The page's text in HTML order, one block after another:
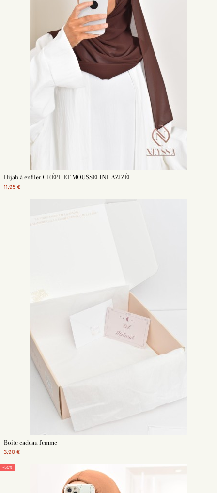
Hijab à enfiler CRÊPE ET MOUSSELINE AZIZÉE
11,95 €
Boîte cadeau femme
3,90 €
-50%